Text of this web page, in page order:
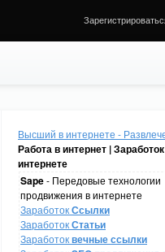
Высший в интернете -
Работа в интернет |
интернете
Sape- Передовые технологии
продвижения в интернете
ЗаработокСсылки
ЗаработокСтатьи
Заработоквечные ссылки